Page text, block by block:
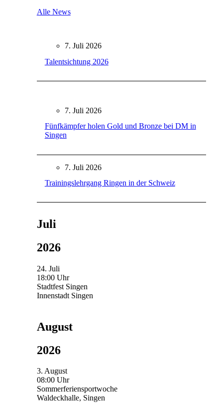
Alle News
7. Juli 2026
Talentsichtung 2026
7. Juli 2026
Fünfkämpfer holen Gold und Bronze bei DM in
Singen
7. Juli 2026
Trainingslehrgang Ringen in der Schweiz
Juli
2026
24. Juli
18:00 Uhr
Stadtfest Singen
Innenstadt Singen
August
2026
3. August
08:00 Uhr
Sommerferiensportwoche
Waldeckhalle, Singen